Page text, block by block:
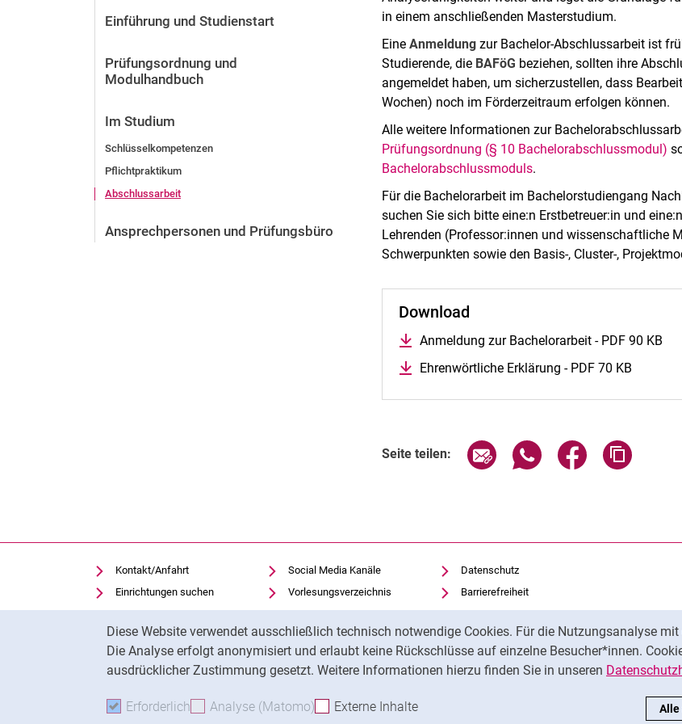
Diese Website verwendet ausschließlich technisch notwendige Cookies. Für die Nutzungsanalyse
Die Analyse erfolgt anonymisiert und erlaubt keine Rückschlüsse auf einzelne Besucher*innen.
ausdrücklicher Zustimmung gesetzt. Weitere Informationen hierzu finden Sie in unseren
Erforderlich Erforderliche Cookies akzeptieren
Analyse (Matomo) Analyse-Cookies akzeptieren
Externe Inhalte Alle
Alum­ni und Freunde
Kontakt und Standorte
Vor der Bewerbung
Nach der Bewerbung
Kontakt und Beratung
Einführung und Studienstart
Prüfungsordnung und
Modulhandbuch
Im Studium
Schlüsselkompetenzen
Pflichtpraktikum
Abschlussarbeit
Ansprechpersonen und Prüfungsbüro
in einem anschließenden Masterstudium.
EineAnmeldungzur Bachelor-Abschlussarbeit ist
Studierende, die BAFöG beziehen, sollten ihre
angemeldet haben, um sicherzustellen, dass
Wochen) noch im Förderzeitraum erfolgen können.
Alle weitere Informationen zur
Prüfungsordnung (§ 10 Bachelorabschlussmodul)
Bachelorabschlussmoduls.
Für die Bachelorarbeit im Bachelorstudiengang
suchen Sie sich bitte eine:n Erstbetreuer:in und
Lehrenden (Professor:innen und wissenschaftliche
Schwerpunkten sowie den Basis-, Cluster-,
Download
Anmeldung zur Bachelorarbeit - PDF 90 KB
Ehrenwörtliche Erklärung - PDF 70 KB
Seite teilen: Seite über E-Mail teilen
Seite über WhatsApp
Seite über
Kontakt/Anfahrt
Einrichtungen suchen
Stellenangebote
Notfall
Cookie-Einstellungen
Social Media Kanäle
Vorlesungsverzeichnis
Moodle
Panopto
Universitätsbibliothek
Datenschutz
Barrierefreiheit
Transparenter KI-Einsatz
Impressum